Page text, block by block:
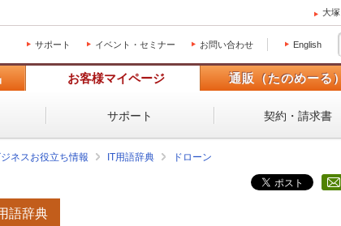
大
サポート イベント・セミナー お問い合わせ English
お客様マイページ 通販（たのめーる
サポート 契約・請求書
ジネスお役立ち情報 IT用語辞典 ドローン
語辞典